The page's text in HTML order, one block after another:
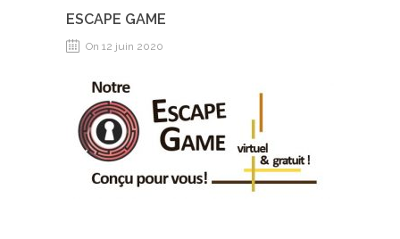
ESCAPE GAME
On 12 juin 2020